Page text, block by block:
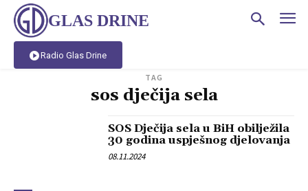
GLAS DRINE
Radio Glas Drine
TAG
sos dječija sela
SOS Dječija sela u BiH obilježila
30 godina uspješnog djelovanja
08.11.2024